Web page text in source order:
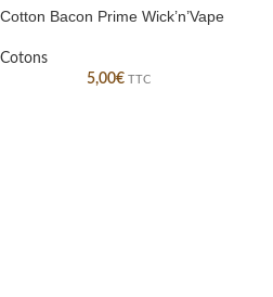
Cotton Bacon Prime Wick’n’Vape
Cotons
5,00€ TTC